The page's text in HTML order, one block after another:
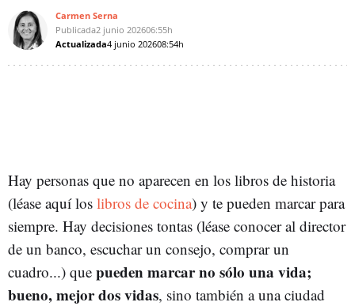
Carmen Serna
Publicada2 junio 202606:55h
Actualizada4 junio 202608:54h
Hay personas que no aparecen en los libros de historia
(léase aquí los libros de cocina) y te pueden marcar para
siempre. Hay decisiones tontas (léase conocer al director
de un banco, escuchar un consejo, comprar un
cuadro...) que pueden marcar no sólo una vida;
bueno, mejor dos vidas, sino también a una ciudad